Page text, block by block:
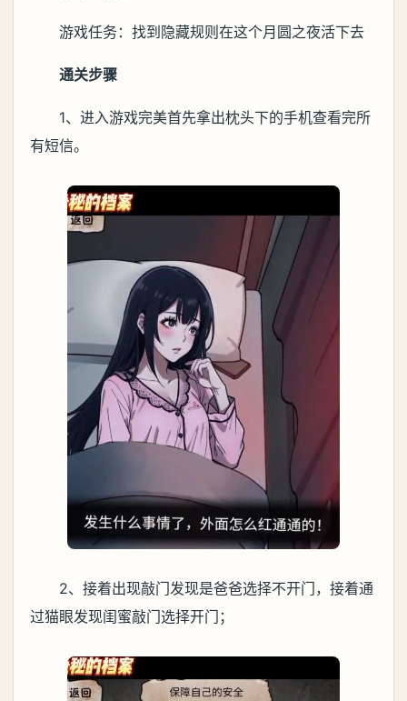
游戏任务：找到隐藏规则在这个月圆之夜活下去
通关步骤
1、进入游戏完美首先拿出枕头下的手机查看完所
有短信。
2、接着出现敲门发现是爸爸选择不开门，接着通
过猫眼发现闺蜜敲门选择开门；